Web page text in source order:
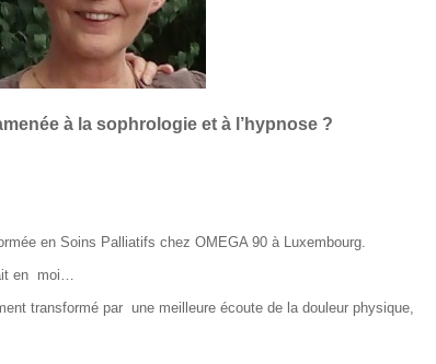
à la sophrologie et à l’hypnose ?
en Soins Palliatifs chez OMEGA 90 à Luxembourg.
en moi…
transformé par une meilleure écoute de la douleur physique,